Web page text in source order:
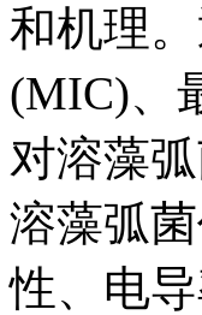
和机理
(MIC)、
对溶藻
溶藻弧
性、电